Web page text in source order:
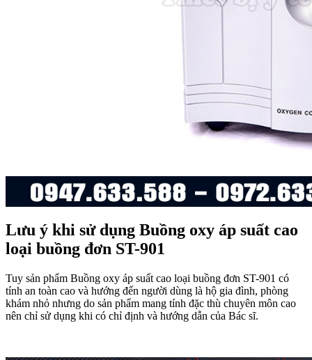
Lưu ý khi sử dụng Buồng oxy áp suất cao
loại buồng đơn ST-901
Tuy sản phẩm Buồng oxy áp suất cao loại buồng đơn ST-901 có
tính an toàn cao và hướng đến người dùng là hộ gia đình, phòng
khám nhỏ nhưng do sản phẩm mang tính đặc thù chuyên môn cao
nên chỉ sử dụng khi có chỉ định và hướng dẫn của Bác sĩ.